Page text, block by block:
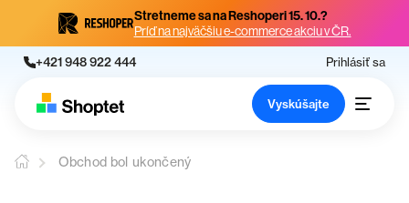
Stretneme sa na Reshoperi 15. 10.?
Príď na najväčšiu e-commerce akciu v ČR.
+421 948 922 444 Prihlásiť sa
Vyskúšajte
Obchod bol ukončený